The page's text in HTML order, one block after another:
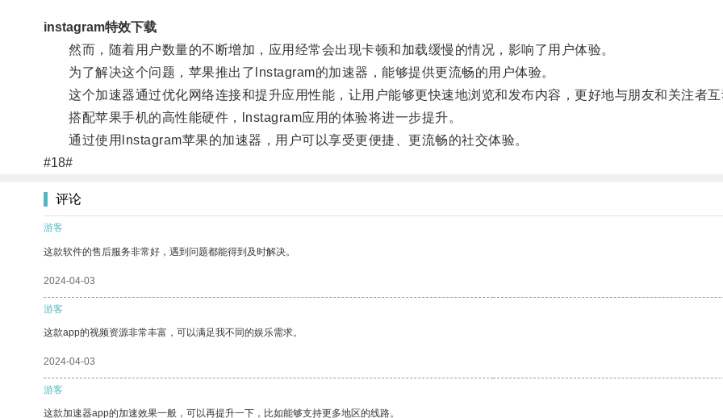
instagram特效下载
然而，随着用户数量的不断增加，应用经常会出现卡顿和加载缓慢的情况，影响了用户体验。
为了解决这个问题，苹果推出了lnstagram的加速器，能够提供更流畅的用户体验。
这个加速器通过优化网络连接和提升应用性能，让用户能够更快速地浏览和发布内容，更好地与朋友和关注者互
搭配苹果手机的高性能硬件，lnstagram应用的体验将进一步提升。
通过使用lnstagram苹果的加速器，用户可以享受更便捷、更流畅的社交体验。
#18#
评论
游客
这款软件的售后服务非常好，遇到问题都能得到及时解决。
2024-04-03
游客
这款app的视频资源非常丰富，可以满足我不同的娱乐需求。
2024-04-03
游客
这款加速器app的加速效果一般，可以再提升一下，比如能够支持更多地区的线路。